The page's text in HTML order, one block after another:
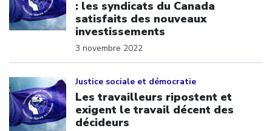
: les syndicats du Canada
satisfaits des nouveaux
investissements
3 novembre 2022
Justice sociale et démocratie
Les travailleurs ripostent et
exigent le travail décent des
décideurs